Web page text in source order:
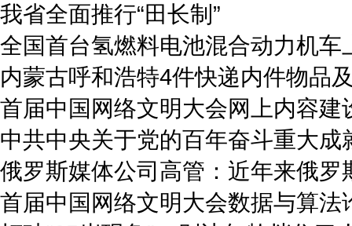
我省全面推行“田长制”
全国首台氢燃料电池混合动力机车
内蒙古呼和浩特4件快递内件物品
首届中国网络文明大会网上内容建
中共中央关于党的百年奋斗重大成
俄罗斯媒体公司高管：近年来俄罗
首届中国网络文明大会数据与算法